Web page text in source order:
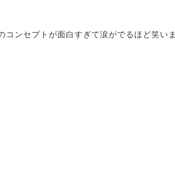
ンセプトが面白すぎて涙がでるほど笑いま